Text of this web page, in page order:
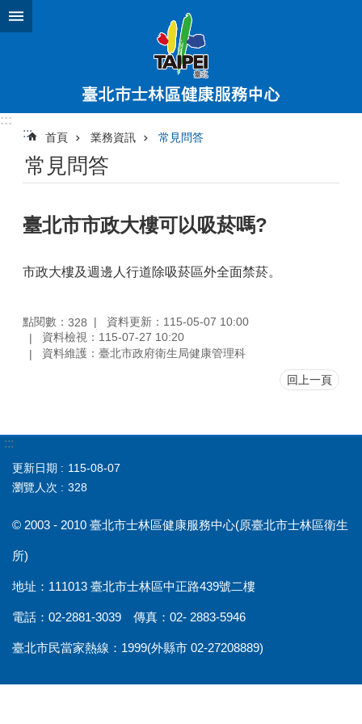
跳到主要內容區塊
:::
:::
首頁 業務資訊 常見問答
常見問答
臺北市市政大樓可以吸菸嗎?
市政大樓及週邊人行道除吸菸區外全面禁菸。
點閱數： 328
資料更新：115-05-07 10:00
資料檢視：115-07-27 10:20
資料維護：臺北市政府衛生局健康管理科
回上一頁
:::
更新日期
115-08-07
瀏覽人次
328
© 2003 - 2010 臺北市士林區健康服務中心(原臺北市士林區衛生
所)
地址：111013 臺北市士林區中正路439號二樓
電話：02-2881-3039 傳真：02- 2883-5946
臺北市民當家熱線：1999(外縣市 02-27208889)